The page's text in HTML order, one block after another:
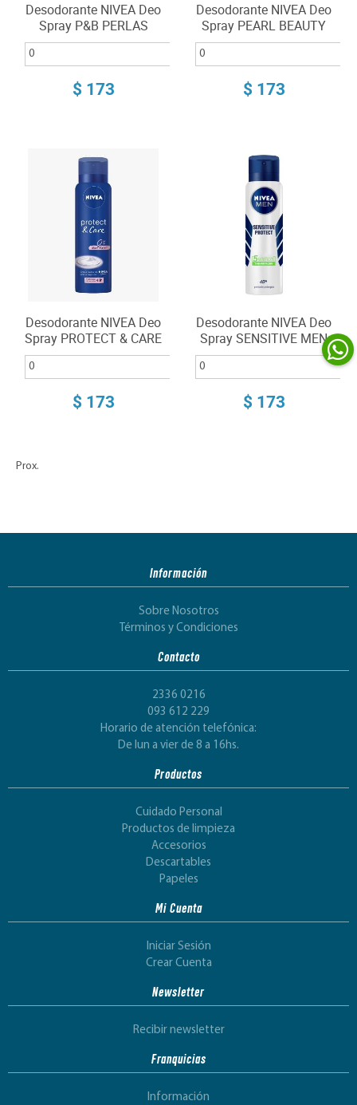
Desodorante NIVEA Deo
Spray P&B PERLAS
NEGRAS 150ml
$ 173
Desodorante NIVEA Deo
Spray PEARL BEAUTY
150ml
$ 173
Desodorante NIVEA Deo
Spray PROTECT & CARE
Femenino 150ml
$ 173
Desodorante NIVEA Deo
Spray SENSITIVE MEN
150ml
$ 173
Prox.
Información
Sobre Nosotros
Términos y Condiciones
Contacto
2336 0216
093 612 229
Horario de atención telefónica:
De lun a vier de 8 a 16hs.
Productos
Cuidado Personal
Productos de limpieza
Accesorios
Descartables
Papeles
Mi Cuenta
Iniciar Sesión
Crear Cuenta
Newsletter
Recibir newsletter
Franquicias
Información